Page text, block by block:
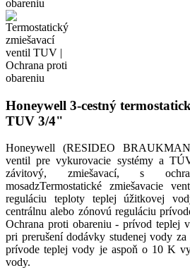
Honeywell 3-cestný
TUV 3/4"
Honeywell (RESIDEO
ventil pre vykurovacie systémy a
závitový, zmiešavací, s
mosadzTermostatické zmiešavacie
reguláciu teploty teplej úžitkovej
centrálnu alebo zónovú reguláciu
Ochrana proti obareniu - prívod teplej
pri prerušení dodávky studenej vody
prívode teplej vody je aspoň o 10 K
vody.